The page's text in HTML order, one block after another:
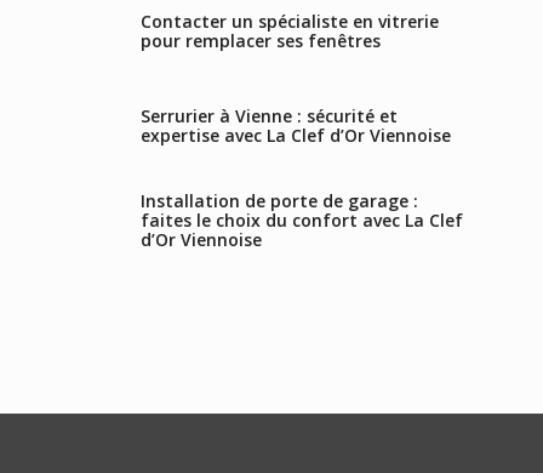
Contacter un spécialiste en vitrerie
pour remplacer ses fenêtres
Serrurier à Vienne : sécurité et
expertise avec La Clef d’Or Viennoise
Installation de porte de garage :
faites le choix du confort avec La Clef
d’Or Viennoise